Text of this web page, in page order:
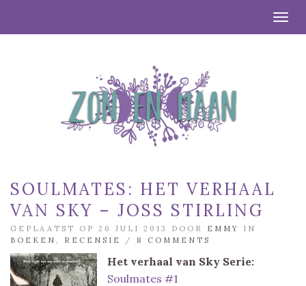
SOULMATES: HET VERHAAL
VAN SKY – JOSS STIRLING
GEPLAATST OP 26 JULI 2013 DOOR EMMY
IN
BOEKEN
RECENSIE / 8 COMMENTS
Het verhaal van Sky Serie:
Soulmates #1